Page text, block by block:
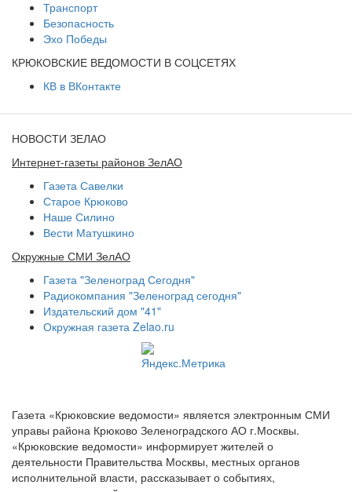
Транспорт
Безопасность
Эхо Победы
КРЮКОВСКИЕ ВЕДОМОСТИ В СОЦСЕТЯХ
КВ в ВКонтакте
НОВОСТИ ЗЕЛАО
Интернет-газеты районов ЗелАО
Газета Савелки
Старое Крюково
Наше Силино
Вести Матушкино
Окружные СМИ ЗелАО
Газета "Зеленоград Сегодня"
Радиокомпания "Зеленоград сегодня"
Издательский дом "41"
Окружная газета Zelao.ru
Газета «Крюковские ведомости» является электронным СМИ
управы района Крюково Зеленоградского АО г.Москвы.
«Крюковские ведомости» информирует жителей о
деятельности Правительства Москвы, местных органов
исполнительной власти, рассказывает о событиях,